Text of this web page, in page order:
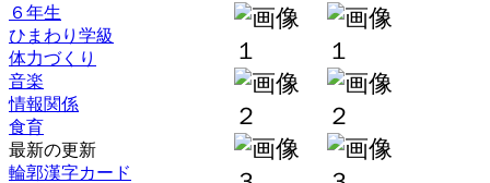
６年生
ひまわり学級
体力づくり
音楽
情報関係
食育
最新の更新
輪郭漢字カード